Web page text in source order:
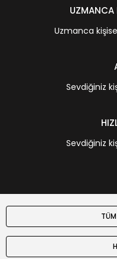
UZMANCA
Uzmanca
Sevdiğiniz
Sevdiğiniz